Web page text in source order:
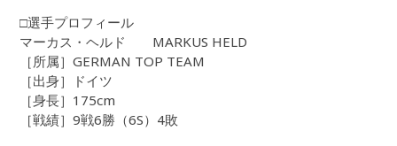
□選手プロフィール
マーカス・ヘルド MARKUS HELD
［所属］GERMAN TOP TEAM
［出身］ドイツ
［身長］175cm
［戦績］9戦6勝（6S）4敗